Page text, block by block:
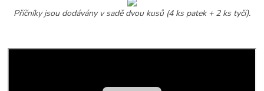
Příčníky jsou dodávány v sadě dvou kusů (4 ks patek + 2 ks tyčí).